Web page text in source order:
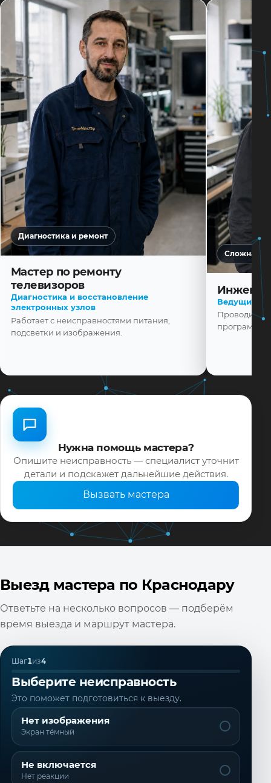
Диагностика и ремонт
Мастер по ремонту
телевизоров
Диагностика и восстановление
электронных узлов
Работает с неисправностями питания,
подсветки и изображения.
Сложная
Ведущий
Проводит
Нужна помощь мастера?
Опишите неисправность — специалист уточнит
детали и подскажет дальнейшие действия.
Вызвать мастера
Выезд мастера по Краснодару
Ответьте на несколько вопросов — подберём
время выезда и маршрут мастера.
Шаг1из4
Выберите неисправность
Это поможет подготовиться к выезду.
Нет изображения
Экран тёмный
Не включается
Нет реакции